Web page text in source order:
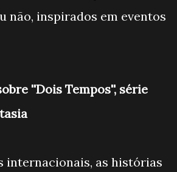
não, inspirados em eventos
''Dois Tempos'', série
internacionais, as histórias